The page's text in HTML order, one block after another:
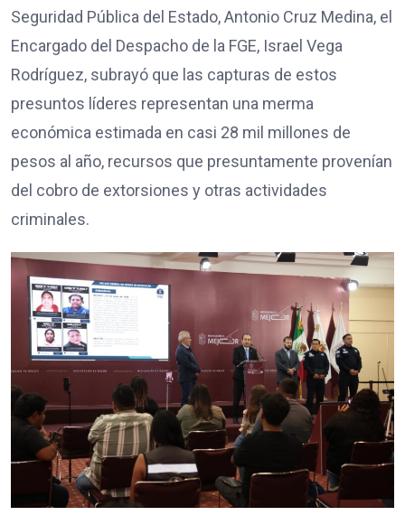
Seguridad Pública del Estado, Antonio Cruz Medina, el
Encargado del Despacho de la FGE, Israel Vega
Rodríguez, subrayó que las capturas de estos
presuntos líderes representan una merma
económica estimada en casi 28 mil millones de
pesos al año, recursos que presuntamente provenían
del cobro de extorsiones y otras actividades
criminales.